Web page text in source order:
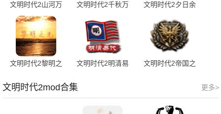
文明时代2山河万
里mod 1.26R(胜利
日) 安卓版
文明时代2千秋万
版
文明时代2夕日余
文明时代2黎明之
版
文明时代2明清易
文明时代2帝国之
更多>
文明时代2mod合集